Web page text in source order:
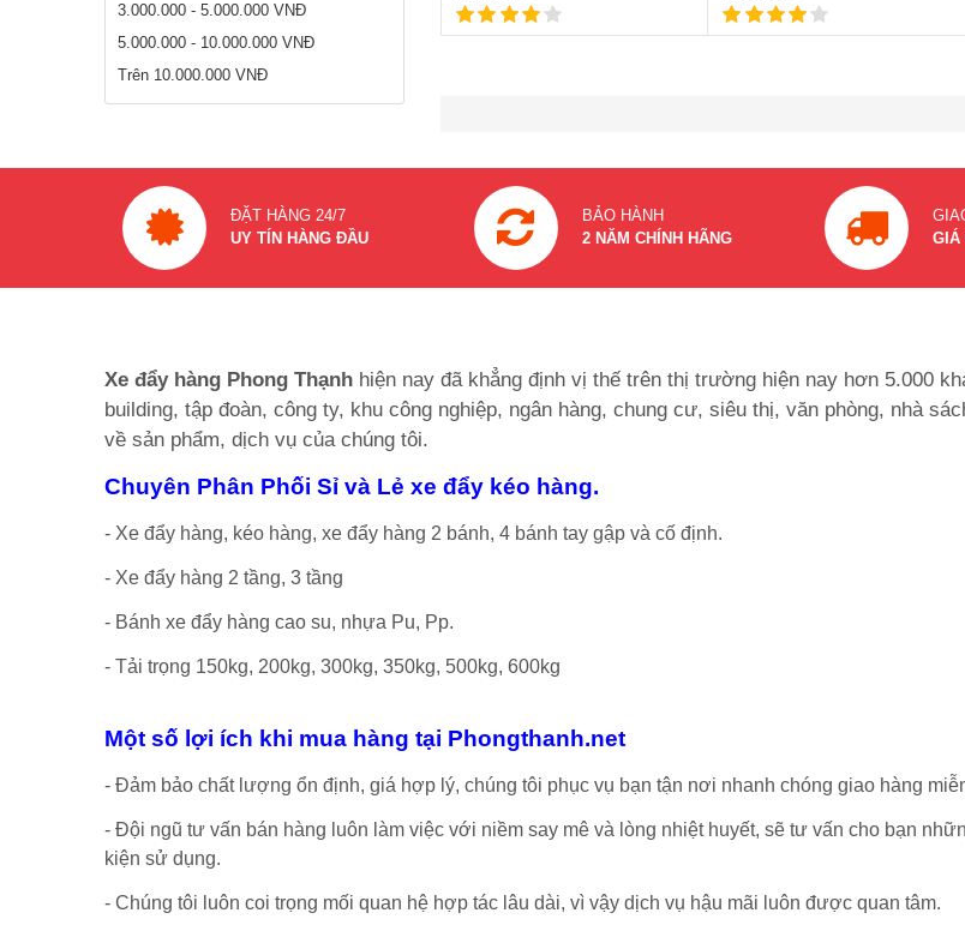
3.000.000 - 5.000.000 VNĐ
5.000.000 - 10.000.000 VNĐ
Trên 10.000.000 VNĐ
ĐẶT HÀNG 24/7
UY TÍN HÀNG ĐẦU
BẢO HÀNH
2 NĂM CHÍNH HÃNG
GIÁ
Xe đẩy hàng Phong Thạnh hiện nay đã khẳng định vị thế trên thị trường hiện nay hơn 5.000
building, tập đoàn, công ty, khu công nghiệp, ngân hàng, chung cư, siêu thị, văn phòng, nhà
về sản phẩm, dịch vụ của chúng tôi.
Chuyên Phân Phối Sỉ và Lẻ xe đẩy kéo hàng.
- Xe đẩy hàng, kéo hàng, xe đẩy hàng 2 bánh, 4 bánh tay gập và cố định.
- Xe đẩy hàng 2 tầng, 3 tầng
- Bánh xe đẩy hàng cao su, nhựa Pu, Pp.
- Tải trọng 150kg, 200kg, 300kg, 350kg, 500kg, 600kg
Một số lợi ích khi mua hàng tại Phongthanh.net
- Đảm bảo chất lượng ổn định, giá hợp lý, chúng tôi phục vụ bạn tận nơi nhanh chóng giao hàng
- Đội ngũ tư vấn bán hàng luôn làm việc với niềm say mê và lòng nhiệt huyết, sẽ tư vấn cho bạn
kiện sử dụng.
- Chúng tôi luôn coi trọng mối quan hệ hợp tác lâu dài, vì vậy dịch vụ hậu mãi luôn được quan tâm.